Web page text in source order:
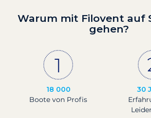
Warum mit Filovent auf
gehen?
18 000
Boote von Profis
30